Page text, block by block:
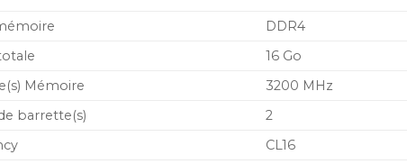
DDR4
16 Go
Mémoire
3200 MHz
barrette(s)
2
CL16